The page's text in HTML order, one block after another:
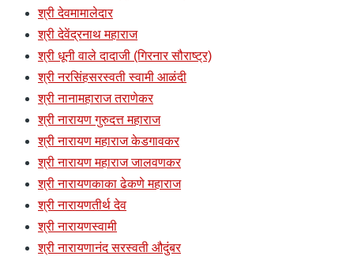
श्री देवमामालेदार
श्री देवेंद्रनाथ महाराज
श्री धूनी वाले दादाजी (गिरनार सौराष्ट्र)
श्री नरसिंहसरस्वती स्वामी आळंदी
श्री नानामहाराज तराणेकर
श्री नारायण गुरुदत्त महाराज
श्री नारायण महाराज केडगावकर
श्री नारायण महाराज जालवणकर
श्री नारायणकाका ढेकणे महाराज
श्री नारायणतीर्थ देव
श्री नारायणस्वामी
श्री नारायणानंद सरस्वती औदुंबर